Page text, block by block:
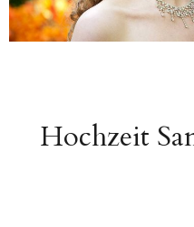
Hochzeit